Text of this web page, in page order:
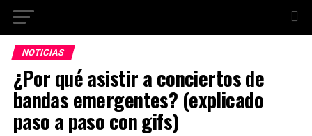
NOTICIAS
¿Por qué asistir a conciertos de
bandas emergentes? (explicado
paso a paso con gifs)